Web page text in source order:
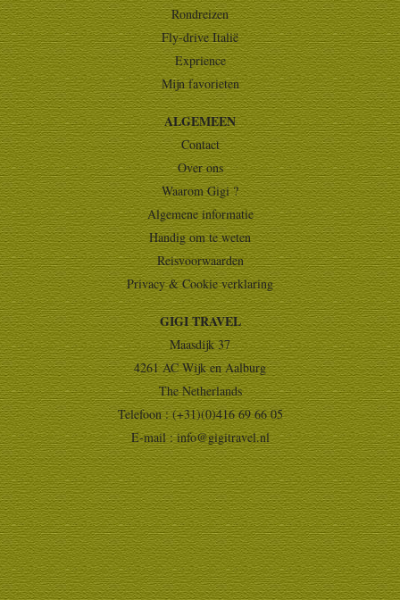
Rondreizen
Fly-drive Italië
Exprience
Mijn favorieten
ALGEMEEN
Contact
Over ons
Waarom Gigi ?
Algemene informatie
Handig om te weten
Reisvoorwaarden
Privacy & Cookie verklaring
GIGI TRAVEL
Maasdijk 37
4261 AC Wijk en Aalburg
The Netherlands
Telefoon : (+31)(0)416 69 66 05
E-mail :info@gigitravel.nl